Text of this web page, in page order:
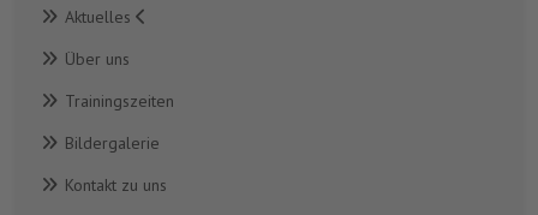
Aktuelles
Über uns
Trainingszeiten
Bildergalerie
Kontakt zu uns